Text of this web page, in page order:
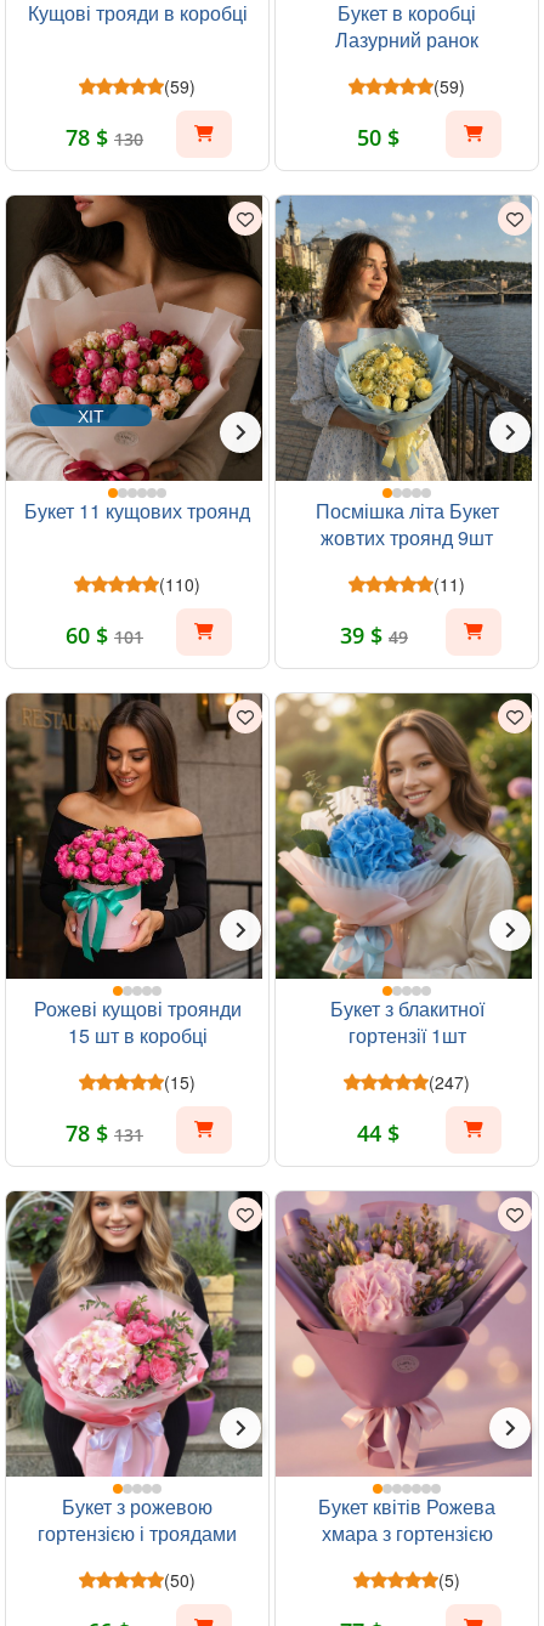
Кущові трояди в коробці
(59)
78 $ 130
Букет в коробці
Лазурний ранок
(59)
50 $
ХІТ
Букет 11 кущових троянд
(110)
60 $ 101
Посмішка літа Букет
жовтих троянд 9шт
(11)
39 $ 49
Рожеві кущові троянди
15 шт в коробці
(15)
78 $ 131
Букет з блакитної
гортензії 1шт
(247)
44 $
Букет з рожевою
гортензією і троядами
(50)
Букет квітів Рожева
хмара з гортензією
(5)